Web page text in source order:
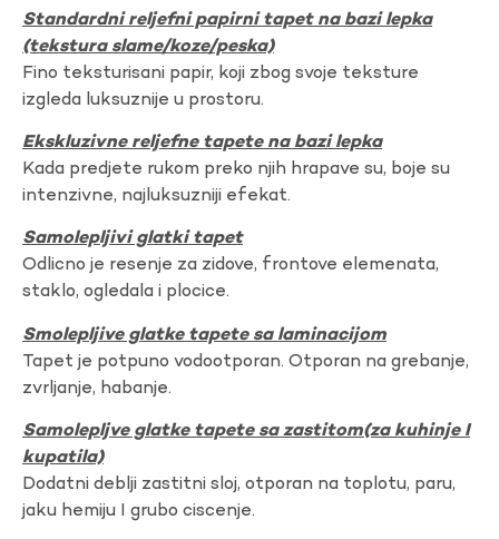
Standardni reljefni papirni tapet na bazi lepka
(tekstura slame/koze/peska)
Fino teksturisani papir, koji zbog svoje teksture
izgleda luksuznije u prostoru.
Ekskluzivne reljefne tapete na bazi lepka
Kada predjete rukom preko njih hrapave su, boje su
intenzivne, najluksuzniji efekat.
Samolepljivi glatki tapet
Odlicno je resenje za zidove, frontove elemenata,
staklo, ogledala i plocice.
Smolepljive glatke tapete sa laminacijom
Tapet je potpuno vodootporan. Otporan na grebanje,
zvrljanje, habanje.
Samolepljve glatke tapete sa zastitom(za kuhinje I
kupatila)
Dodatni deblji zastitni sloj, otporan na toplotu, paru,
jaku hemiju I grubo ciscenje.